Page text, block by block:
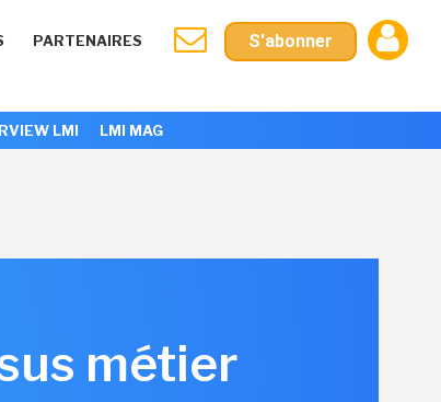
PARTENAIRES S'abonner
LMI LMI MAG
métier